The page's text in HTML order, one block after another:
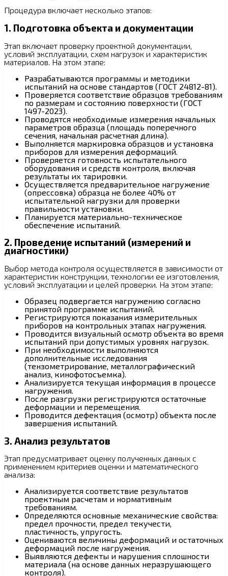
Процедура включает несколько этапов:
1. Подготовка объекта и документации
Этап включает проверку проектной документации,
условий эксплуатации, схем нагрузок и характеристик
материалов. На этом этапе:
Разрабатываются программы и методики
испытаний на основе стандартов (ГОСТ 24812-81).
Проверяется соответствие образцов требованиям
по размерам и состоянию поверхности (ГОСТ
1497-2023).
Проводятся необходимые измерения начальных
параметров образца (площадь поперечного
сечения, начальная расчетная длина).
Выполняется маркировка образцов и установка
приборов для измерения деформаций.
Проверяется готовность испытательного
оборудования и средств контроля, включая
результаты их тарировки.
Осуществляется предварительное нагружение
(опрессовка) образца не более 40% от
испытательной нагрузки для проверки
правильности установки.
Планируется материально-техническое
обеспечение испытаний.
2. Проведение испытаний (измерений и
диагностики)
Выбор метода контроля осуществляется в зависимости от
характеристик конструкции, технологии ее изготовления,
условий эксплуатации и целей проверки. На этом этапе:
Образец подвергается нагружению согласно
принятой программе испытаний.
Регистрируются показания измерительных
приборов на контрольных этапах нагружения.
Проводится визуальный осмотр объекта во время
испытаний при допустимых уровнях нагрузок.
При необходимости выполняются
дополнительные исследования
(тензометрирование, металлографический
анализ, кинофотосъемка).
Анализируется текущая информация в процессе
нагружения.
После разгрузки регистрируются остаточные
деформации и перемещения.
Проводится дефектация (осмотр) объекта после
завершения испытаний.
3. Анализ результатов
Этап предусматривает оценку полученных данных с
применением критериев оценки и математического
анализа:
Анализируется соответствие результатов
проектным расчетам и нормативным
требованиям.
Определяются основные механические свойства:
предел прочности, предел текучести,
пластичность, упругость.
Оцениваются величины деформаций и остаточных
деформаций после нагружения.
Выявляются дефекты и нарушения сплошности
материала (на основе данных неразрушающего
контроля).